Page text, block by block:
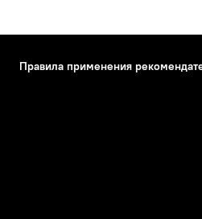
Правила применения